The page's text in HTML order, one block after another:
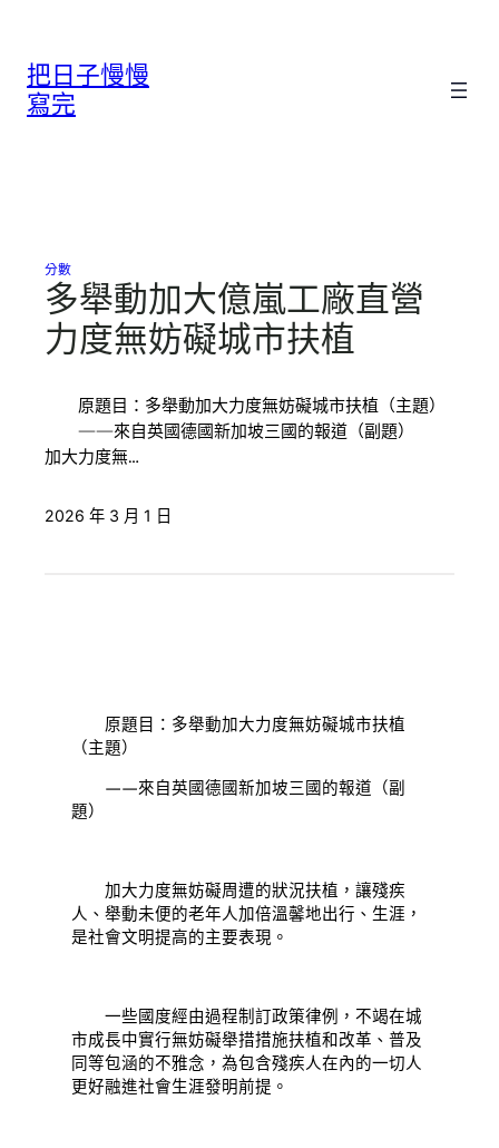
把日子慢慢
寫完
分數
多舉動加大億嵐工廠直營
力度無妨礙城市扶植
原題目：多舉動加大力度無妨礙城市扶植（主題）
——來自英國德國新加坡三國的報道（副題）
加大力度無…
2026 年 3 月 1 日
原題目：多舉動加大力度無妨礙城市扶植
（主題）
——來自英國德國新加坡三國的報道（副
題）
加大力度無妨礙周遭的狀況扶植，讓殘疾
人、舉動未便的老年人加倍溫馨地出行、生涯，
是社會文明提高的主要表現。
一些國度經由過程制訂政策律例，不竭在城
市成長中實行無妨礙舉措措施扶植和改革、普及
同等包涵的不雅念，為包含殘疾人在內的一切人
更好融進社會生涯發明前提。